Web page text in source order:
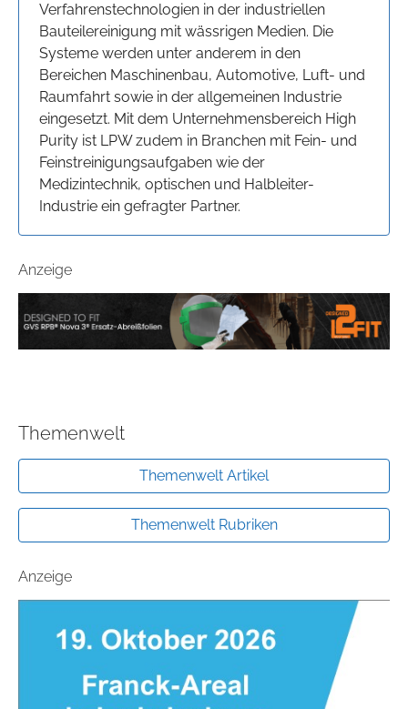
Verfahrenstechnologien in der industriellen
Bauteilereinigung mit wässrigen Medien. Die
Systeme werden unter anderem in den
Bereichen Maschinenbau, Automotive, Luft- und
Raumfahrt sowie in der allgemeinen Industrie
eingesetzt. Mit dem Unternehmensbereich High
Purity ist LPW zudem in Branchen mit Fein- und
Feinstreinigungsaufgaben wie der
Medizintechnik, optischen und Halbleiter-
Industrie ein gefragter Partner.
Anzeige
Themenwelt
Themenwelt Artikel
Themenwelt Rubriken
Anzeige